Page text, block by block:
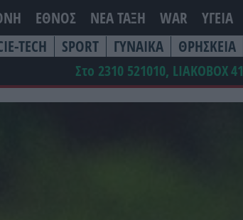
ΕΘΝΟΣ ΝΕΑ ΤΆΞΗ WAR ΥΓΕΙΑ
TECH SPORT ΓΥΝΑΙΚΑ ΘΡΗΣΚΕΙΑ
Στο 2310 521010, LIAKOBOX41